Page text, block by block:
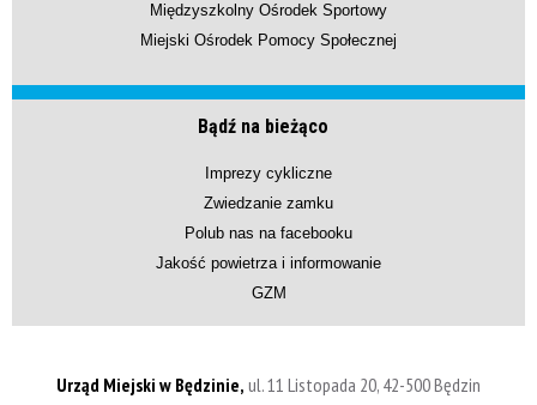
Międzyszkolny Ośrodek Sportowy
Miejski Ośrodek Pomocy Społecznej
Bądź na bieżąco
Imprezy cykliczne
Zwiedzanie zamku
Polub nas na facebooku
Jakość powietrza i informowanie
GZM
Urząd Miejski w Będzinie, ul. 11 Listopada 20, 42-500 Będzin